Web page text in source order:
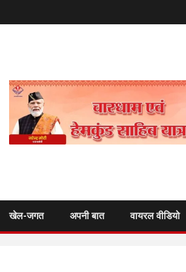
खेल-जगत अपनी बात वायरल वीडियो